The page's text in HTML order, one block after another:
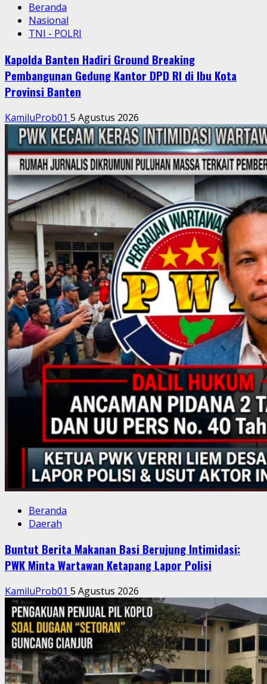
Beranda
Nasional
TNI - POLRI
Kapolda Banten Hadiri Ground Breaking
Pembangunan Gedung Kantor DPD RI di Ibu Kota
Provinsi Banten
KamiluProb01 5 Agustus 2026
Beranda
Daerah
Buntut Berita Makanan Basi Berujung Intimidasi:
PWK Minta Wartawan Ketapang Lapor Polisi
KamiluProb01 5 Agustus 2026